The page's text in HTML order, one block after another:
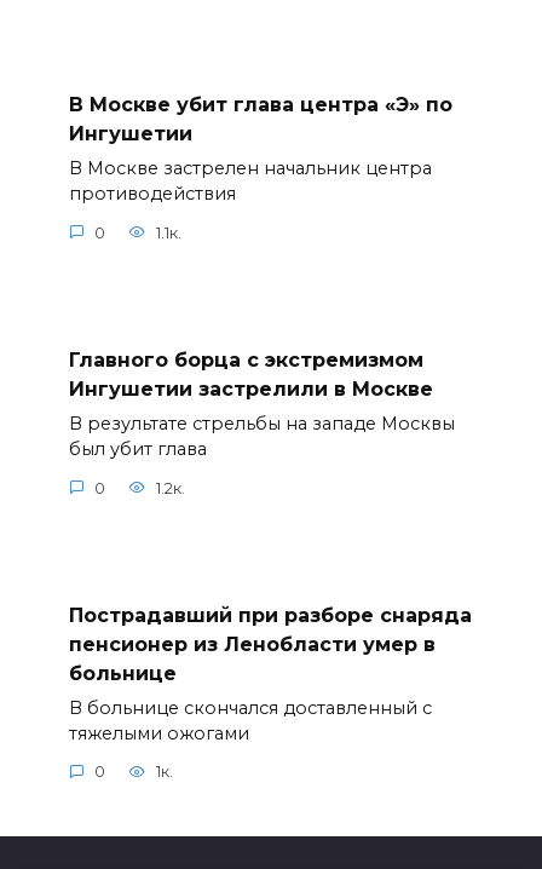
В Москве убит глава центра «Э» по
Ингушетии
В Москве застрелен начальник центра
противодействия
0 1.1к.
Главного борца с экстремизмом
Ингушетии застрелили в Москве
В результате стрельбы на западе Москвы
был убит глава
0 1.2к.
Пострадавший при разборе снаряда
пенсионер из Ленобласти умер в
больнице
В больнице скончался доставленный с
тяжелыми ожогами
0 1к.